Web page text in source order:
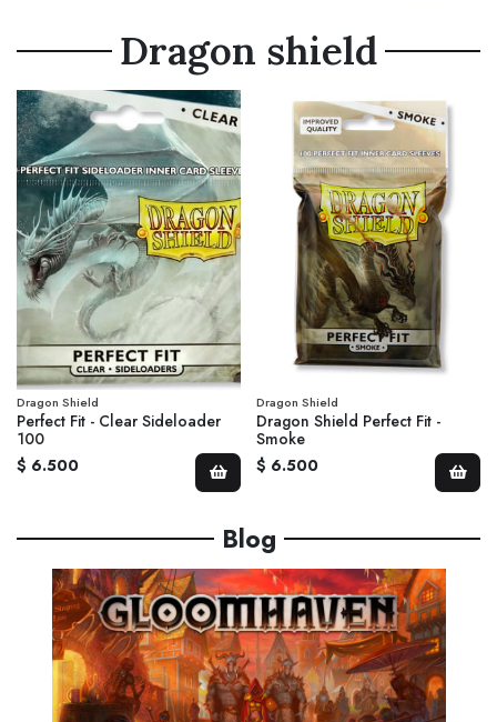
Dragon shield
Dragon Shield
Perfect Fit - Clear Sideloader
100
$ 6.500
Dragon Shield
Dragon Shield Perfect Fit -
Smoke
$ 6.500
Blog